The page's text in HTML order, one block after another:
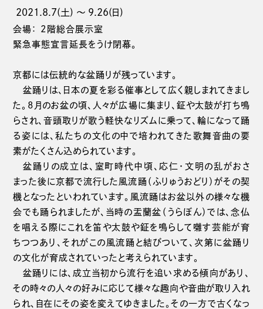
2021.8.7(土) 〜 9.26(日)
会場： 2階総合展示室
緊急事態宣言延長をうけ閉幕。
京都には伝統的な盆踊りが残っています。
盆踊りは、日本の夏を彩る催事として広く親しまれてきまし
た。8月のお盆の頃、人々が広場に集まり、鉦や太鼓が打ち鳴
らされ、音頭取りが歌う軽快なリズムに乗って、輪になって踊
る姿には、私たちの文化の中で培われてきた歌舞音曲の要
素がたくさん込められています。
盆踊りの成立は、室町時代中頃、応仁・文明の乱がおさ
まった後に京都で流行した風流踊（ふりゅうおどり）がその契
機となったといわれています。風流踊はお盆以外の様々な機
会でも踊られましたが、当時の盂蘭盆（うらぼん）では、念仏
を唱える際にこれを笛や太鼓や鉦を鳴らして囃す芸能が育
ちつつあり、それがこの風流踊と結びついて、次第に盆踊り
の文化が育成されていったと考えられています。
盆踊りには、成立当初から流行を追い求める傾向があり、
その時々の人々の好みに応じて様々な趣向や音曲が取り入れ
られ、自在にその姿を変えてゆきました。その一方で古くなっ